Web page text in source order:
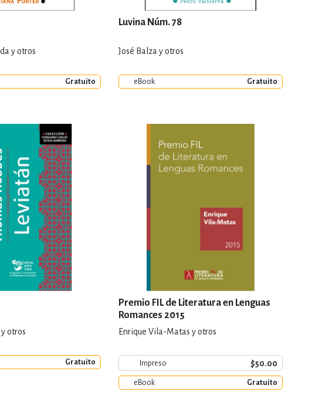
y otros
Gratuito
Luvina Núm. 78
José Balza y otros
eBook Gratuito
otros
Gratuito
Premio FIL de Literatura en Lenguas
Romances 2015
Enrique Vila-Matas y otros
Impreso $50.00
eBook Gratuito